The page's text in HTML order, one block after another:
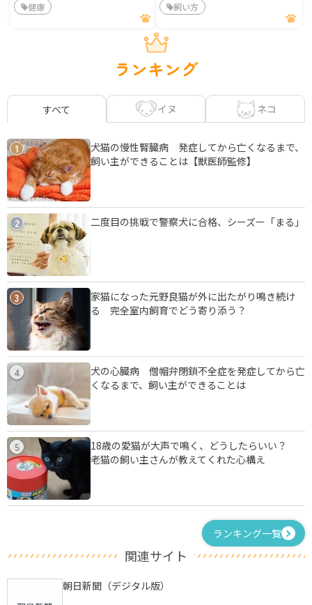
健康 飼い方
ランキング
すべて イヌ ネコ
1
犬猫の慢性腎臓病 発症してから亡くなるまで、
飼い主ができることは【獣医師監修】
2 二度目の挑戦で警察犬に合格、シーズー「まる」
3
家猫になった元野良猫が外に出たがり鳴き続け
る 完全室内飼育でどう寄り添う？
4
犬の心臓病 僧帽弁閉鎖不全症を発症してから亡
くなるまで、飼い主ができることは
5
18歳の愛猫が大声で鳴く、どうしたらいい？
老猫の飼い主さんが教えてくれた心構え
ランキング一覧
関連サイト
朝日新聞（デジタル版）